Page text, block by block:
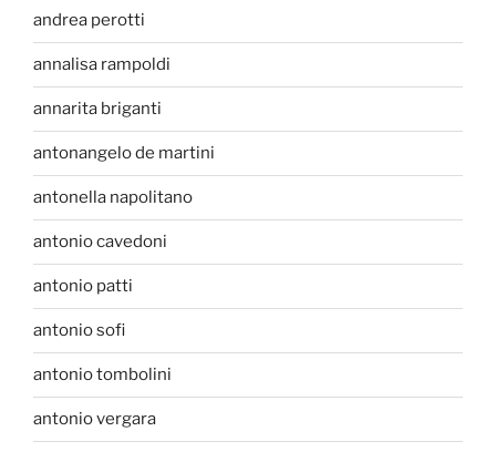
andrea perotti
annalisa rampoldi
annarita briganti
antonangelo de martini
antonella napolitano
antonio cavedoni
antonio patti
antonio sofi
antonio tombolini
antonio vergara